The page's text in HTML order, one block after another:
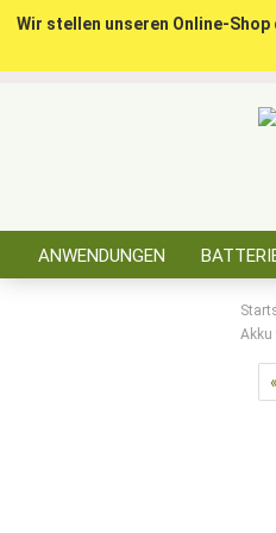
Wir stellen unseren Online-
ANWENDUNGEN
Akku